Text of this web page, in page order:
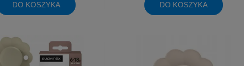
DO KOSZYKA DO KOSZYKA